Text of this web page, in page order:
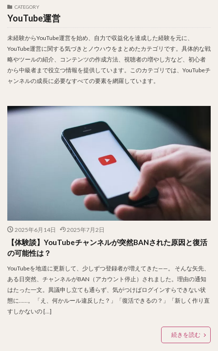
CATEGORY
YouTube運営
未経験からYouTube運営を始め、自力で収益化を達成した経験を元に、
YouTube運営に関する気づきとノウハウをまとめたカテゴリです。具体的な戦
略やツールの紹介、コンテンツの作成方法、視聴者の増やし方など、初心者
から中級者まで役立つ情報を提供しています。このカテゴリでは、YouTubeチ
ャンネルの成長に必要なすべての要素を網羅しています。
2025年6月14日 2025年7月2日
【体験談】YouTubeチャンネルが突然BANされた原因と復活
の可能性は？
YouTubeを地道に更新して、少しずつ登録者が増えてきた——。 そんな矢先、
ある日突然、チャンネルがBAN（アカウント停止）されました。理由の通知
はたった一文。異議申し立ても通らず、気がつけばログインすらできない状
態に……。 「え、何かルール違反した？」「復活できるの？」「新しく作り直
すしかないの […]
続きを読む